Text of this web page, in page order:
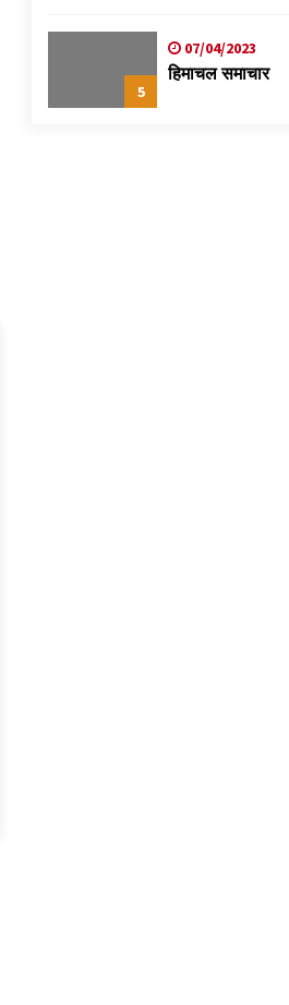
5
07/04/2023
हिमाचल समाचार